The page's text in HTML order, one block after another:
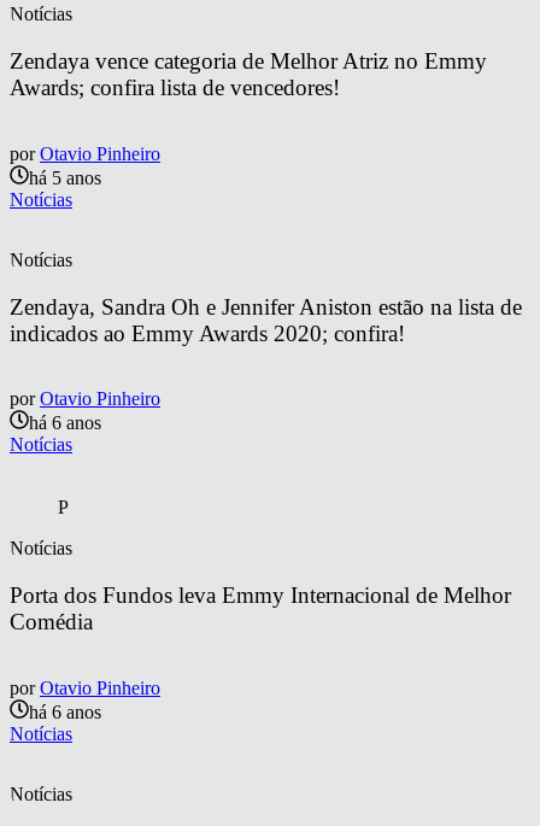
Notícias
Zendaya vence categoria de Melhor Atriz no Emmy
Awards; confira lista de vencedores!
por Otavio Pinheiro
há 5 anos
Notícias
Notícias
Zendaya, Sandra Oh e Jennifer Aniston estão na lista de
indicados ao Emmy Awards 2020; confira!
por Otavio Pinheiro
há 6 anos
Notícias
P
Notícias
Porta dos Fundos leva Emmy Internacional de Melhor
Comédia
por Otavio Pinheiro
há 6 anos
Notícias
Notícias